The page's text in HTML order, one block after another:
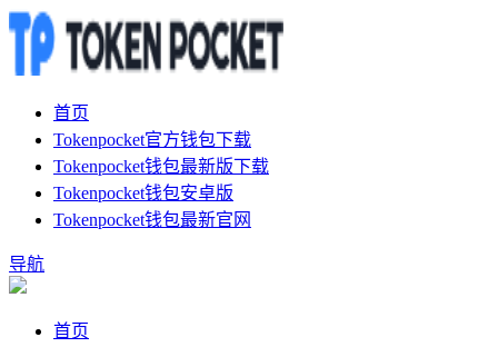
首页
Tokenpocket官方钱包下载
Tokenpocket钱包最新版下载
Tokenpocket钱包安卓版
Tokenpocket钱包最新官网
导航
首页